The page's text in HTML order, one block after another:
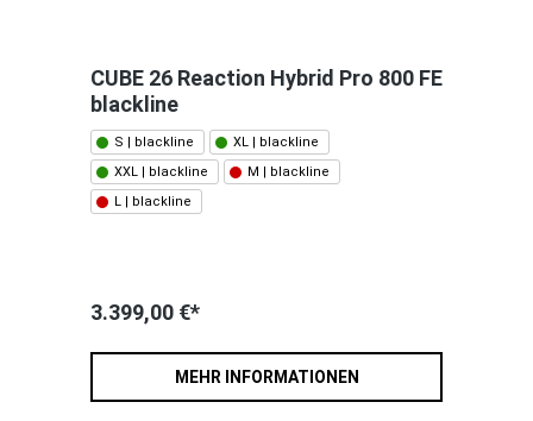
CUBE 26 Reaction Hybrid Pro 800 FE
blackline
S | blackline
XL | blackline
XXL | blackline
M | blackline
L | blackline
3.399,00 €*
MEHR INFORMATIONEN